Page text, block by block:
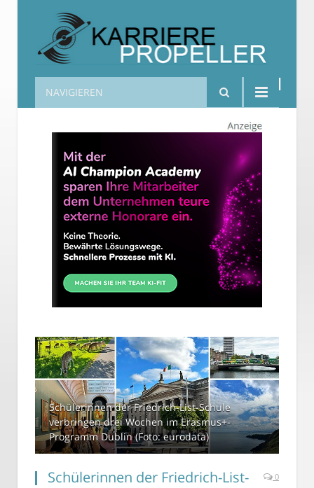
Karrierepropeller
NAVIGIEREN
Schülerinnen der Friedrich-List-Schule
verbringen drei Wochen im Erasmus+-
Programm Dublin (Foto: eurodata)
Schülerinnen der Friedrich-List-
0